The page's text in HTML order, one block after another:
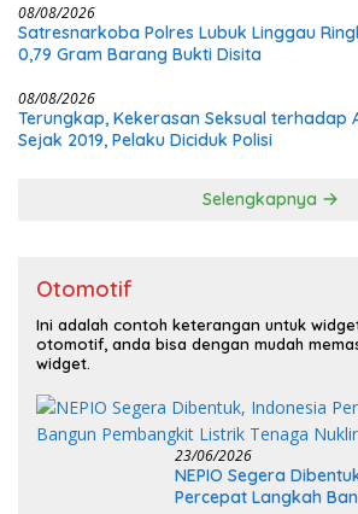
08/08/2026
Satresnarkoba Polres Lubuk Linggau
0,79 Gram Barang Bukti Disita
08/08/2026
Terungkap, Kekerasan Seksual terhadap
Sejak 2019, Pelaku Diciduk Polisi
Selengkapnya
Otomotif
Ini adalah contoh keterangan untuk
otomotif, anda bisa dengan mudah
widget.
23/06/2026
NEPIO Segera
Percepat Langkah